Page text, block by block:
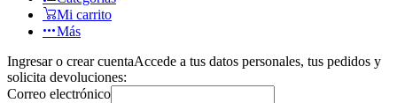
Mi carrito
Más
Ingresar o crear cuentaAccede a tus datos personales, tus pedidos y
solicita devoluciones:
Correo electrónico